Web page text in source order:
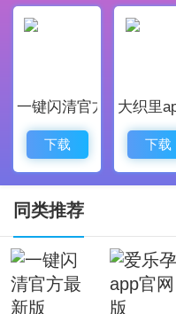
功能都是免费的。
苹果数据恢复大师破解
苹果数据恢复大师是
恢复软件，这款软件使
功能全都是免费的，并
一键闪清官方最新版
下载
大织里
下载
同类推荐